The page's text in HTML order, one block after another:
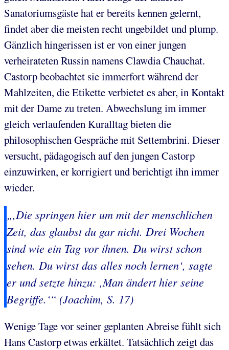
Sanatoriumsgäste hat er bereits kennen gelernt,
findet aber die meisten recht ungebildet und plump.
Gänzlich hingerissen ist er von einer jungen
verheirateten Russin namens Clawdia Chauchat.
Castorp beobachtet sie immerfort während der
Mahlzeiten, die Etikette verbietet es aber, in Kontakt
mit der Dame zu treten. Abwechslung im immer
gleich verlaufenden Kuralltag bieten die
philosophischen Gespräche mit Settembrini. Dieser
versucht, pädagogisch auf den jungen Castorp
einzuwirken, er korrigiert und berichtigt ihn immer
wieder.
„,Die springen hier um mit der menschlichen
Zeit, das glaubst du gar nicht. Drei Wochen
sind wie ein Tag vor ihnen. Du wirst schon
sehen. Du wirst das alles noch lernen‘, sagte
er und setzte hinzu: ‚Man ändert hier seine
Begriffe.‘“ (Joachim, S. 17)
Wenige Tage vor seiner geplanten Abreise fühlt sich
Hans Castorp etwas erkältet. Tatsächlich zeigt das